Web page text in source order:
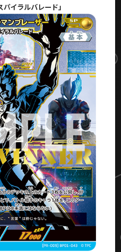
イラルバレード」